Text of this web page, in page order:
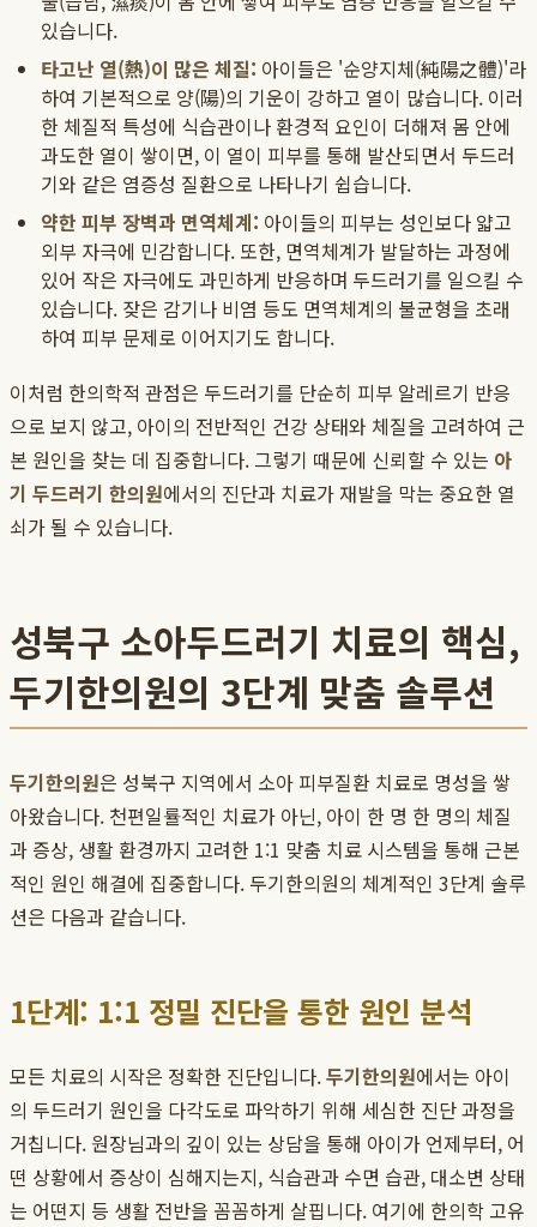
있습니다.
타고난 열(熱)이 많은 체질: 아이들은 '순양지체(純陽之體)'라
하여 기본적으로 양(陽)의 기운이 강하고 열이 많습니다. 이러
한 체질적 특성에 식습관이나 환경적 요인이 더해져 몸 안에
과도한 열이 쌓이면, 이 열이 피부를 통해 발산되면서 두드러
기와 같은 염증성 질환으로 나타나기 쉽습니다.
약한 피부 장벽과 면역체계: 아이들의 피부는 성인보다 얇고
외부 자극에 민감합니다. 또한, 면역체계가 발달하는 과정에
있어 작은 자극에도 과민하게 반응하며 두드러기를 일으킬 수
있습니다. 잦은 감기나 비염 등도 면역체계의 불균형을 초래
하여 피부 문제로 이어지기도 합니다.
이처럼 한의학적 관점은 두드러기를 단순히 피부 알레르기 반응
으로 보지 않고, 아이의 전반적인 건강 상태와 체질을 고려하여 근
본 원인을 찾는 데 집중합니다. 그렇기 때문에 신뢰할 수 있는 아
기 두드러기 한의원에서의 진단과 치료가 재발을 막는 중요한 열
쇠가 될 수 있습니다.
성북구 소아두드러기 치료의 핵심,
두기한의원의 3단계 맞춤 솔루션
두기한의원은 성북구 지역에서 소아 피부질환 치료로 명성을 쌓
아왔습니다. 천편일률적인 치료가 아닌, 아이 한 명 한 명의 체질
과 증상, 생활 환경까지 고려한 1:1 맞춤 치료 시스템을 통해 근본
적인 원인 해결에 집중합니다. 두기한의원의 체계적인 3단계 솔루
션은 다음과 같습니다.
1단계: 1:1 정밀 진단을 통한 원인 분석
모든 치료의 시작은 정확한 진단입니다.두기한의원에서는 아이
의 두드러기 원인을 다각도로 파악하기 위해 세심한 진단 과정을
거칩니다. 원장님과의 깊이 있는 상담을 통해 아이가 언제부터, 어
떤 상황에서 증상이 심해지는지, 식습관과 수면 습관, 대소변 상태
는 어떤지 등 생활 전반을 꼼꼼하게 살핍니다. 여기에 한의학 고유